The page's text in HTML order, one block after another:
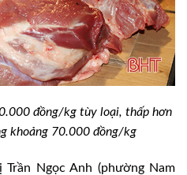
đồng/kg tùy loại, thấp hơn
khoảng 70.000 đồng/kg
Ngọc Anh (phường Nam